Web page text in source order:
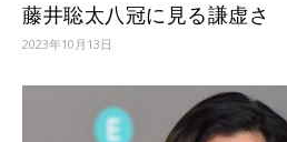
藤井聡太八冠に見る謙虚さ
2023年10月13日